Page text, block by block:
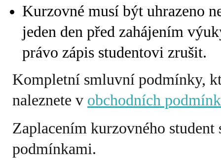
Kurzovné musí být uhrazeno
jeden den před zahájením
právo zápis studentovi zrušit.
Kompletní smluvní podmínky,
naleznete v obchodních
Zaplacením kurzovného
podmínkami.